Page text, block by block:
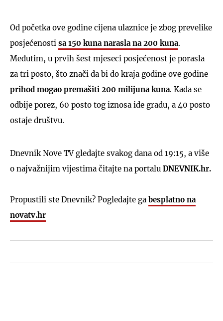
Od početka ove godine cijena ulaznice je zbog prevelike
posjećenosti sa 150 kuna narasla na 200 kuna.
Međutim, u prvih šest mjeseci posjećenost je porasla
za tri posto, što znači da bi do kraja godine ove godine
prihod mogao premašiti 200 milijuna kuna. Kada se
odbije porez, 60 posto tog iznosa ide gradu, a 40 posto
ostaje društvu.
Dnevnik Nove TV gledajte svakog dana od 19:15, a više
o najvažnijim vijestima čitajte na portalu DNEVNIK.hr.
Propustili ste Dnevnik? Pogledajte ga besplatno na
novatv.hr